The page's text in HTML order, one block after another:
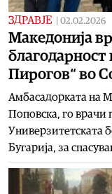
ЗДРАВЈЕ 02.02.2026
Македонија
благодарност
Пирогов“ во
Амбасадорката на
Поповска, го врачи
Универзитетската
Бугарија, за